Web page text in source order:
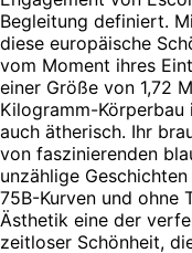
Begleitung definiert.
diese europäische
vom Moment ihres
einer Größe von 1,72
Kilogramm-
auch ätherisch. Ihr
von faszinierenden
unzählige
75B-Kurven und ohne
Ästhetik eine der
zeitloser Schönheit,